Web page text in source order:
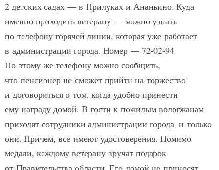
2 детских садах — в Прилуках и Ананьино. Куда
именно приходить ветерану — можно узнать
по телефону горячей линии, которая уже работает
в администрации города. Номер — 72-02-94.
Но этому же телефону можно сообщить,
что пенсионер не сможет прийти на торжество
и договориться о том, когда удобно принести
ему награду домой. В гости к пожилым вологжанам
приходят сотрудники администрации города, и только
они. Причем, все имеют удостоверения. Помимо
медали, каждому ветерану вручат подарок
от Правительства области. Его домой не приносят.